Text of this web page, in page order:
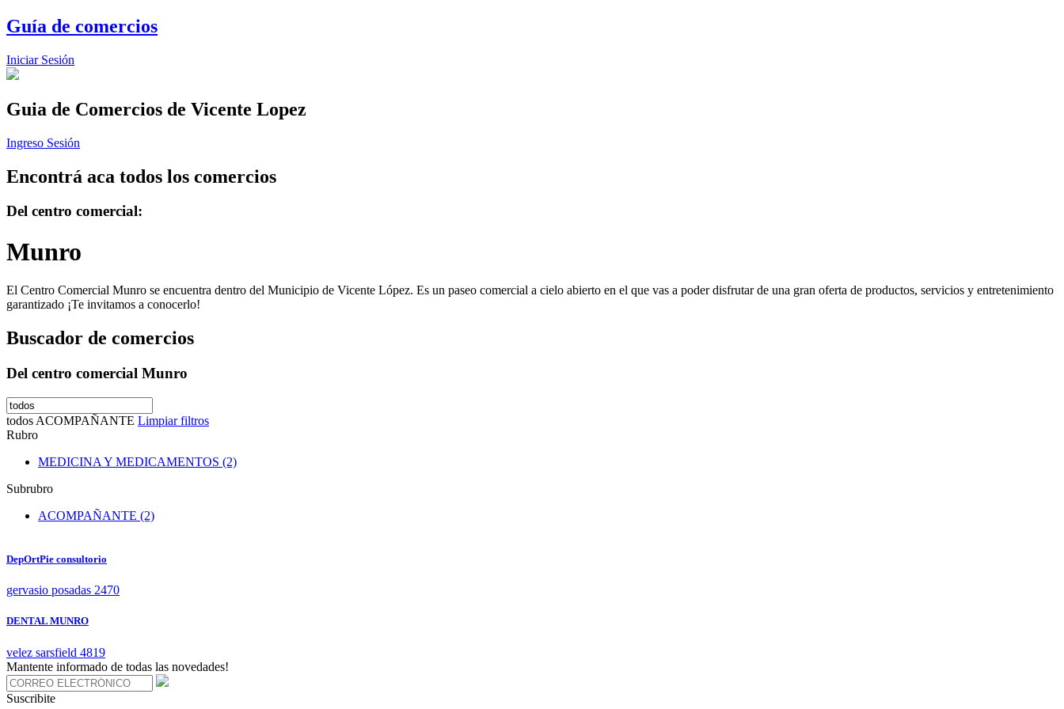
Guía de comercios
Iniciar Sesión
Guia de Comercios de Vicente Lopez
Ingreso Sesión
Encontrá aca todos los comercios
Del centro comercial:
Munro
El Centro Comercial Munro se encuentra dentro del Municipio de Vicente López. Es un paseo comercial a cielo abierto en el que vas a poder disfrutar de una gran oferta de productos, servicios y entretenimiento
garantizado ¡Te invitamos a conocerlo!
Buscador de comercios
Del centro comercial Munro
todos ACOMPAÑANTE Limpiar filtros
Rubro
MEDICINA Y MEDICAMENTOS (2)
Subrubro
ACOMPAÑANTE (2)
DepOrtPie consultorio
gervasio posadas 2470
DENTAL MUNRO
velez sarsfield 4819
Mantente informado de todas las novedades!
Suscribite